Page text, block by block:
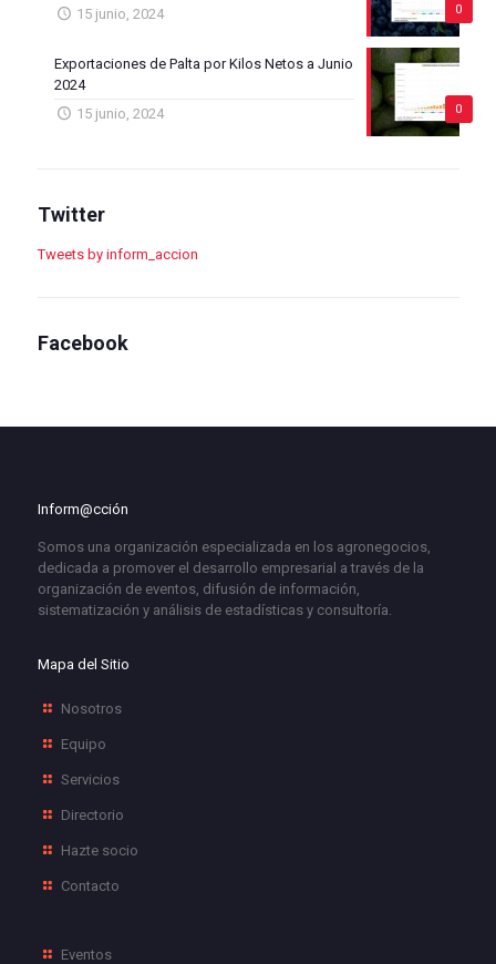
0
15 junio, 2024
0
Exportaciones de Palta por Kilos Netos a Junio
2024
15 junio, 2024
Twitter
Tweets by inform_accion
Facebook
Inform@cción
Somos una organización especializada en los agronegocios,
dedicada a promover el desarrollo empresarial a través de la
organización de eventos, difusión de información,
sistematización y análisis de estadísticas y consultoría.
Mapa del Sitio
Nosotros
Equipo
Servicios
Directorio
Hazte socio
Contacto
Eventos